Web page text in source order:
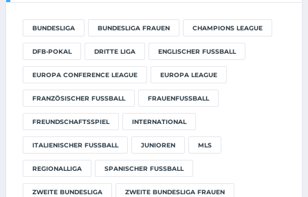
BUNDESLIGA BUNDESLIGA FRAUEN CHAMPIONS LEAGUE
DFB-POKAL DRITTE LIGA ENGLISCHER FUSSBALL
EUROPA CONFERENCE LEAGUE EUROPA LEAGUE
FRANZÖSISCHER FUSSBALL FRAUENFUSSBALL
FREUNDSCHAFTSSPIEL INTERNATIONAL
ITALIENISCHER FUSSBALL JUNIOREN MLS
REGIONALLIGA SPANISCHER FUSSBALL
ZWEITE BUNDESLIGA ZWEITE BUNDESLIGA FRAUEN